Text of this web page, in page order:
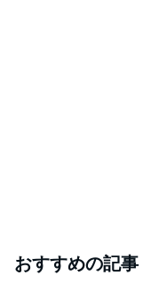
おすすめの記事